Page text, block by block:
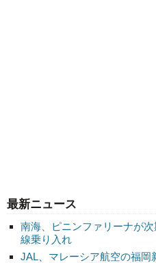
最新ニュース
南海、ピニンファリーナが
線乗り入れ
JAL、マレーシア航空の福